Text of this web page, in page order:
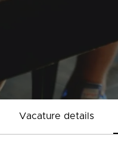
Vacature details